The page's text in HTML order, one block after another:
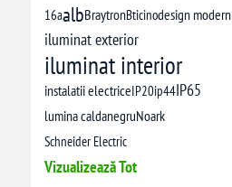
16aalbBraytronBticinodesign modern
iluminat exterior
iluminat interior
instalatii electriceIP20ip44IP65
lumina caldanegruNoark
Schneider Electric
Vizualizează Tot